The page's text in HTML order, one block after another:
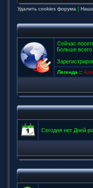
Удалить cookies форума |
Сейчас
Больше всего
Легенда ::
Сегодня нет Дней